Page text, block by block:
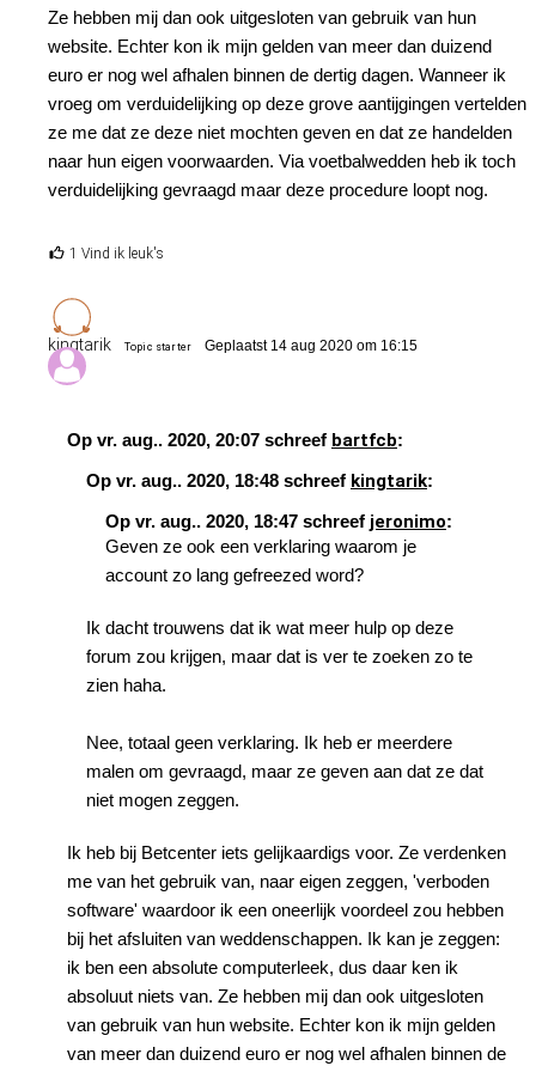
Ze hebben mij dan ook uitgesloten van gebruik van hun
website. Echter kon ik mijn gelden van meer dan duizend
euro er nog wel afhalen binnen de dertig dagen. Wanneer ik
vroeg om verduidelijking op deze grove aantijgingen vertelden
ze me dat ze deze niet mochten geven en dat ze handelden
naar hun eigen voorwaarden. Via voetbalwedden heb ik toch
verduidelijking gevraagd maar deze procedure loopt nog.
1 Vind ik leuk's
kingtarik Topic starter Geplaatst 14 aug 2020 om 16:15
Op vr. aug.. 2020, 20:07 schreef bartfcb:
Op vr. aug.. 2020, 18:48 schreef kingtarik:
Op vr. aug.. 2020, 18:47 schreef jeronimo:
Geven ze ook een verklaring waarom je
account zo lang gefreezed word?
Ik dacht trouwens dat ik wat meer hulp op deze
forum zou krijgen, maar dat is ver te zoeken zo te
zien haha.
Nee, totaal geen verklaring. Ik heb er meerdere
malen om gevraagd, maar ze geven aan dat ze dat
niet mogen zeggen.
Ik heb bij Betcenter iets gelijkaardigs voor. Ze verdenken
me van het gebruik van, naar eigen zeggen, 'verboden
software' waardoor ik een oneerlijk voordeel zou hebben
bij het afsluiten van weddenschappen. Ik kan je zeggen:
ik ben een absolute computerleek, dus daar ken ik
absoluut niets van. Ze hebben mij dan ook uitgesloten
van gebruik van hun website. Echter kon ik mijn gelden
van meer dan duizend euro er nog wel afhalen binnen de